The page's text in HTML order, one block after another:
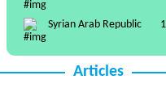
Syrian Arab Republic 1
Articles